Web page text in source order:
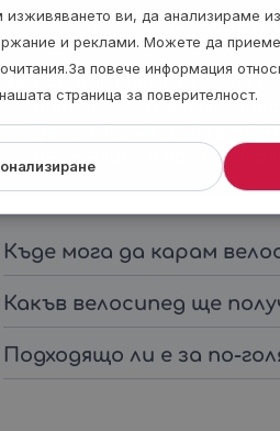
Важно
Работно време от 12.04
през уикендите и
За по-големи групи е
резервация и през
Къде мога да карам
Какъв велосипед ще
Подходящо ли е за по-
ви, да анализираме
и реклами. Можете да
повече информация
страница за поверителност.